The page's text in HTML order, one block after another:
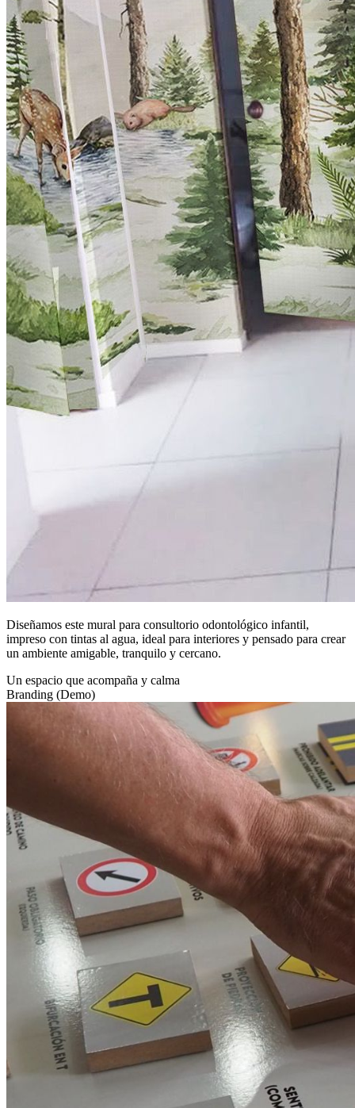
Diseñamos este mural para consultorio odontológico infantil,
impreso con tintas al agua, ideal para interiores y pensado para crear
un ambiente amigable, tranquilo y cercano.
Un espacio que acompaña y calma
Branding (Demo)